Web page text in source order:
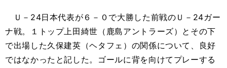
Ｕ－24日本代表が６－０で大勝した前戦のＵ－24ガー
ナ戦。１トップ上田綺世（鹿島アントラーズ）とその下
で出場した久保建英（ヘタフェ）の関係について、良好
ではなかったと記した。ゴールに背を向けてプレーする